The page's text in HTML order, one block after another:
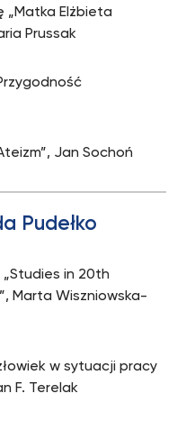
„Matka Elżbieta
Prussak
Jan Sochoń
Pudełko
in 20th
Marta Wiszniowska-
w sytuacji pracy
F. Terelak